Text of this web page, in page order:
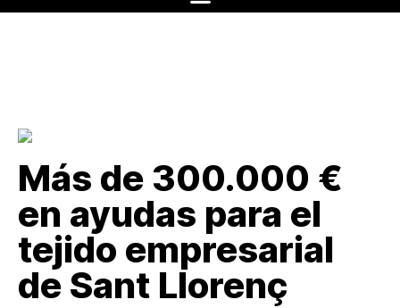
Más de 300.000 €
en ayudas para el
tejido empresarial
de Sant Llorenç